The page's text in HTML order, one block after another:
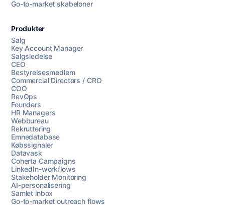
Go-to-market skabeloner
Produkter
Salg
Key Account Manager
Salgsledelse
CEO
Bestyrelsesmedlem
Commercial Directors / CRO
COO
RevOps
Founders
HR Managers
Webbureau
Rekruttering
Emnedatabase
Købssignaler
Datavask
Coherta Campaigns
LinkedIn-workflows
Stakeholder Monitoring
AI-personalisering
Samlet inbox
Go-to-market outreach flows